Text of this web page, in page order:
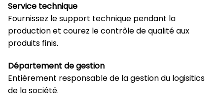
Service technique
Fournissez le support technique pendant la
production et courez le contrôle de qualité aux
produits finis.
Département de gestion
Entièrement responsable de la gestion du logisitics
de la société.